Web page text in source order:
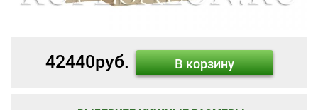
42440руб. В корзину